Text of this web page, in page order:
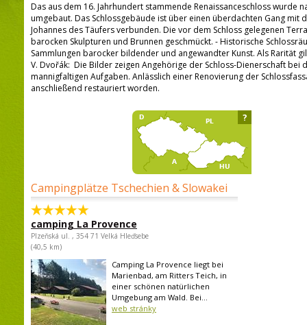
Das aus dem 16. Jahrhundert stammende Renaissanceschloss wurde
umgebaut. Das Schlossgebäude ist über einen überdachten Gang mit
Johannes des Täufers verbunden. Die vor dem Schloss gelegenen
barocken Skulpturen und Brunnen geschmückt. - Historische
Sammlungen barocker bildender und angewandter Kunst. Als Rarität
V. Dvořák: Die Bilder zeigen Angehörige der Schloss-Dienerschaft bei
mannigfaltigen Aufgaben. Anlässlich einer Renovierung der
anschließend restauriert worden.
Campingplätze Tschechien & Slowakei
camping La Provence
Plzeňská ul. , 354 71 Velká Hleďsebe
(40,5 km)
Camping La Provence liegt bei
Marienbad, am Ritters Teich, in
einer schönen natürlichen
Umgebung am Wald. Bei...
web stránky
?